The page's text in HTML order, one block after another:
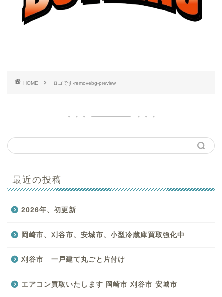
HOME ロゴです-removebg-preview
最近の投稿
2026年、初更新
岡崎市、刈谷市、安城市、小型冷蔵庫買取強化中
刈谷市 一戸建て丸ごと片付け
エアコン買取いたします 岡崎市 刈谷市 安城市
はじめての方へ
お客様の声